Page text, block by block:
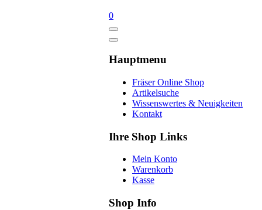
0
Hauptmenu
Fräser Online Shop
Artikelsuche
Wissenswertes & Neuigkeiten
Kontakt
Ihre Shop Links
Mein Konto
Warenkorb
Kasse
Shop Info